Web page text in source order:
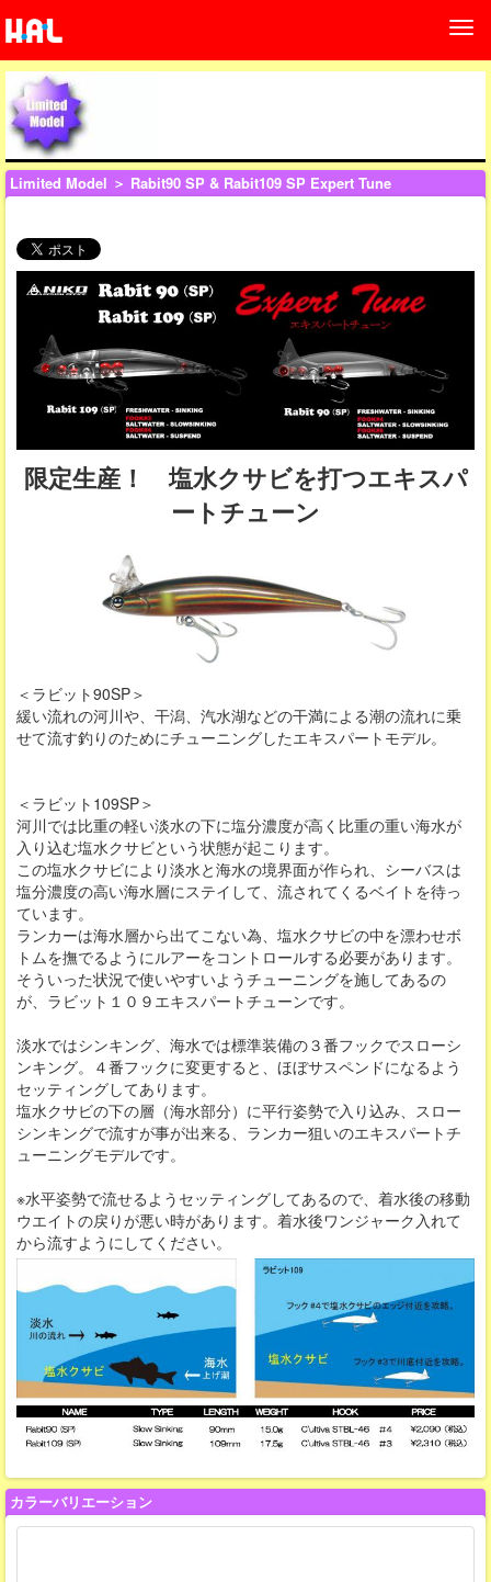
Limited Model ＞ Rabit90 SP & Rabit109 SP Expert Tune
限定生産！ 塩水クサビを打つエキスパ
ートチューン
＜ラビット90SP＞
緩い流れの河川や、干潟、汽水湖などの干満による潮の流れに乗
せて流す釣りのためにチューニングしたエキスパートモデル。
＜ラビット109SP＞
河川では比重の軽い淡水の下に塩分濃度が高く比重の重い海水が
入り込む塩水クサビという状態が起こります。
この塩水クサビにより淡水と海水の境界面が作られ、シーバスは
塩分濃度の高い海水層にステイして、流されてくるベイトを待っ
ています。
ランカーは海水層から出てこない為、塩水クサビの中を漂わせボ
トムを撫でるようにルアーをコントロールする必要があります。
そういった状況で使いやすいようチューニングを施してあるの
が、ラビット１０９エキスパートチューンです。
淡水ではシンキング、海水では標準装備の３番フックでスローシ
ンキング。４番フックに変更すると、ほぼサスペンドになるよう
セッティングしてあります。
塩水クサビの下の層（海水部分）に平行姿勢で入り込み、スロー
シンキングで流すが事が出来る、ランカー狙いのエキスパートチ
ューニングモデルです。
※水平姿勢で流せるようセッティングしてあるので、着水後の移動
ウエイトの戻りが悪い時があります。着水後ワンジャーク入れて
から流すようにしてください。
カラーバリエーション